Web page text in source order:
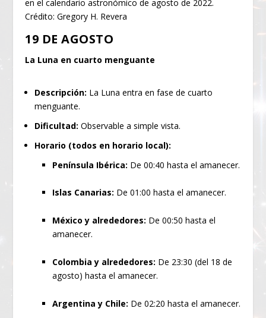
en el calendario astronómico de agosto de 2022.
Crédito: Gregory H. Revera
19 DE AGOSTO
La Luna en cuarto menguante
Descripción: La Luna entra en fase de cuarto
menguante.
Dificultad: Observable a simple vista.
Horario (todos en horario local):
Península Ibérica: De 00:40 hasta el amanecer.
Islas Canarias: De 01:00 hasta el amanecer.
México y alrededores: De 00:50 hasta el
amanecer.
Colombia y alrededores: De 23:30 (del 18 de
agosto) hasta el amanecer.
Argentina y Chile: De 02:20 hasta el amanecer.